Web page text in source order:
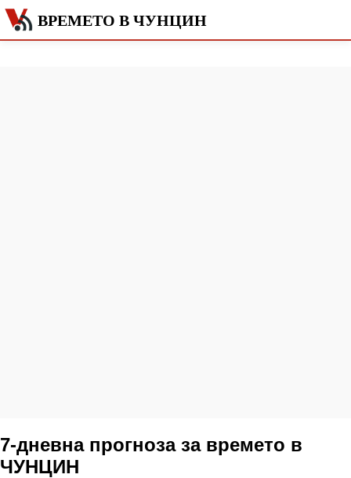
ВРЕМЕТО В ЧУНЦИН
7-дневна прогноза за времето в
ЧУНЦИН